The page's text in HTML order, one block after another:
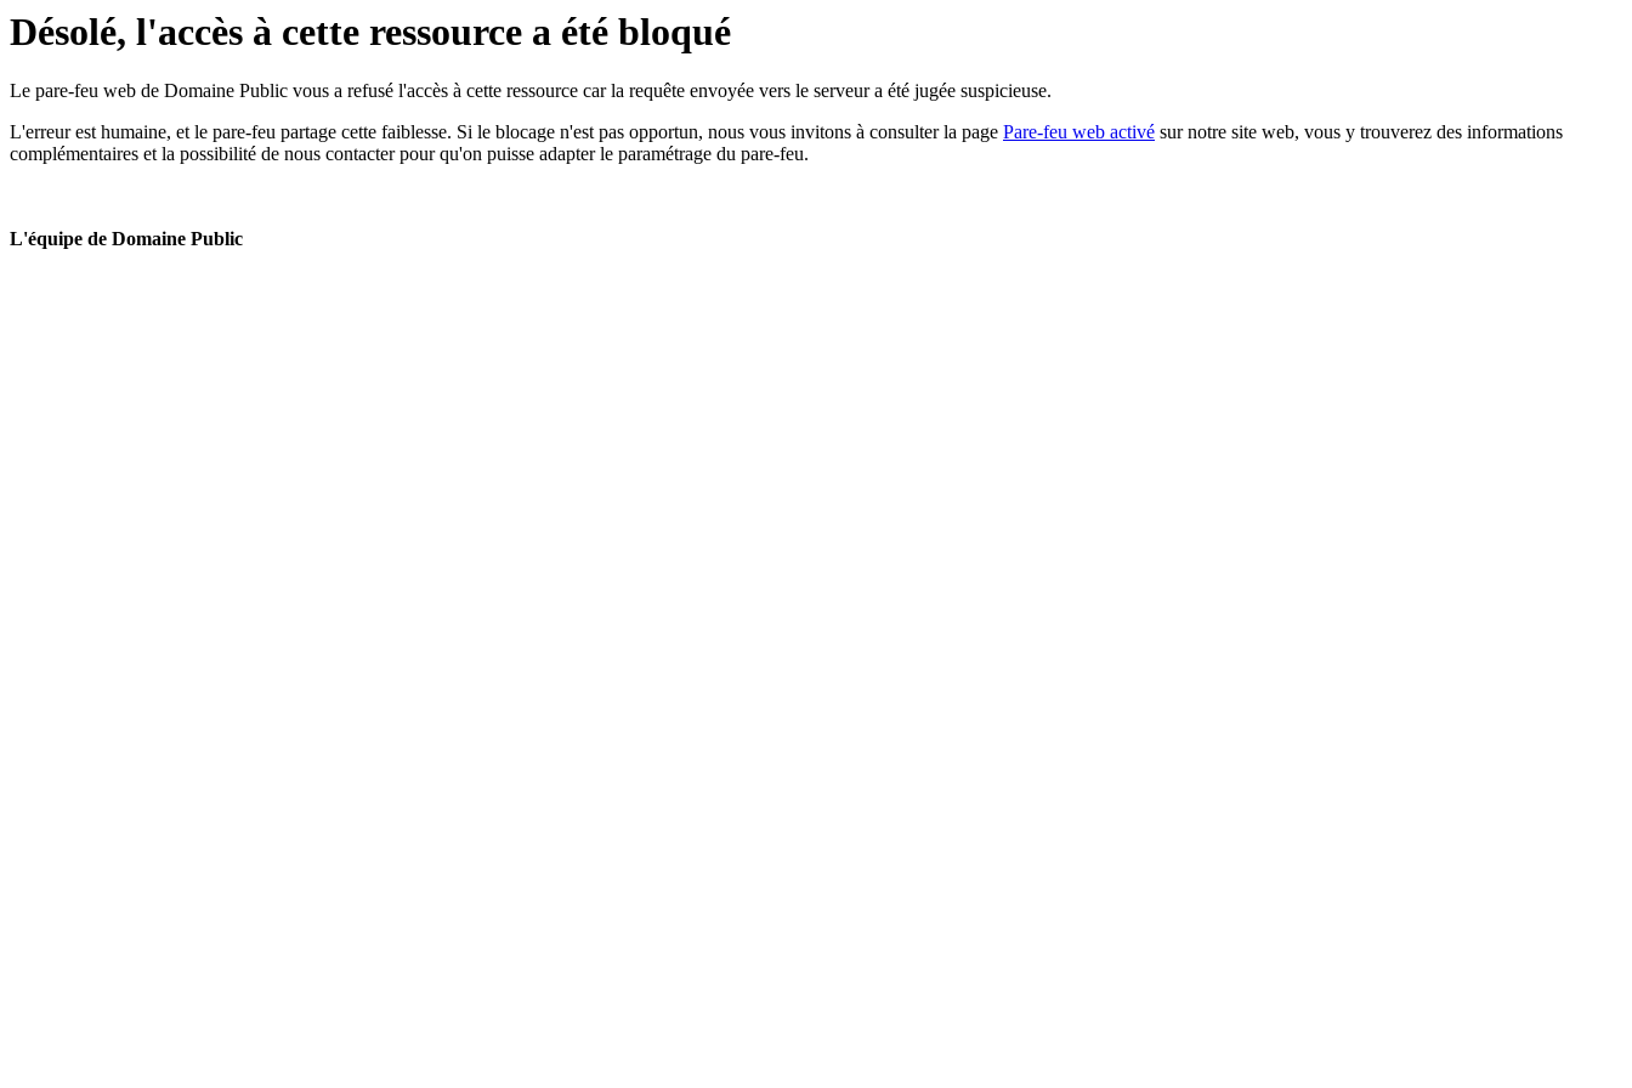
Désolé, l'accès à cette ressource a été bloqué
Le pare-feu web de Domaine Public vous a refusé l'accès à cette ressource car la requête envoyée vers le serveur a été jugée suspicieuse.
L'erreur est humaine, et le pare-feu partage cette faiblesse. Si le blocage n'est pas opportun, nous vous invitons à consulter la page Pare-feu web activé sur notre site web, vous y trouverez des informations
complémentaires et la possibilité de nous contacter pour qu'on puisse adapter le paramétrage du pare-feu.
L'équipe de Domaine Public